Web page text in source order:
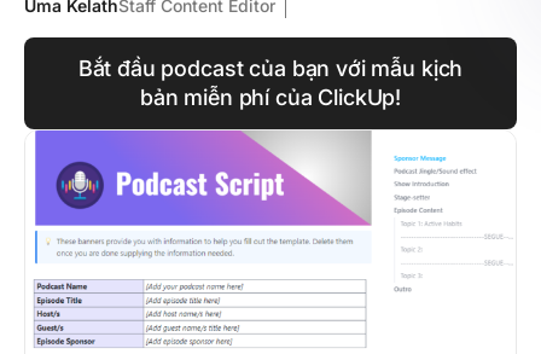
Uma KelathStaff Content Editor
Bắt đầu podcast của bạn với mẫu kịch
bản miễn phí của ClickUp!